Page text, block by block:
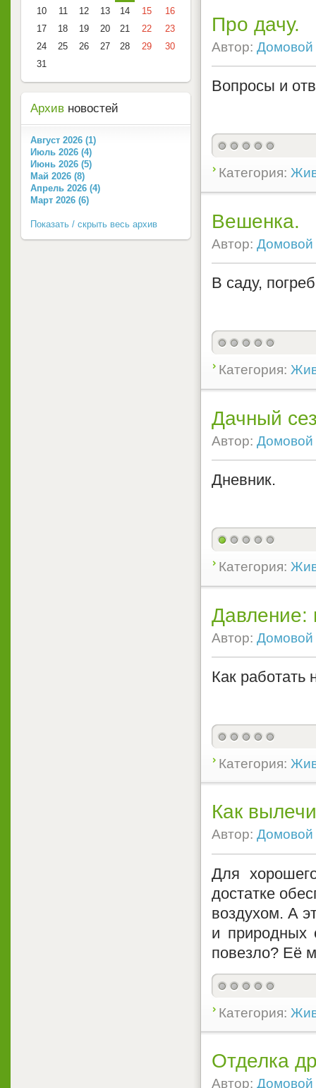
Про дачу.
Автор: Домовой
Вопросы и
Категория:
Вешенка.
Автор: Домовой
В саду,
Категория:
Дачный
Автор: Домовой
Дневник.
Категория:
Давление:
Автор: Домовой
Как работать
Категория:
Как
Автор: Домовой
Для
достатке
воздухом. А
и природных
повезло? Её
Категория:
Отделка
Автор: Домовой
10
11 12 13 14 15
16
17
18 19 20 21 22
23
24
25 26 27 28 29
30
31
Архив новостей
Август 2026 (1)
Июль 2026 (4)
Июнь 2026 (5)
Май 2026 (8)
Апрель 2026 (4)
Март 2026 (6)
Показать / скрыть весь архив